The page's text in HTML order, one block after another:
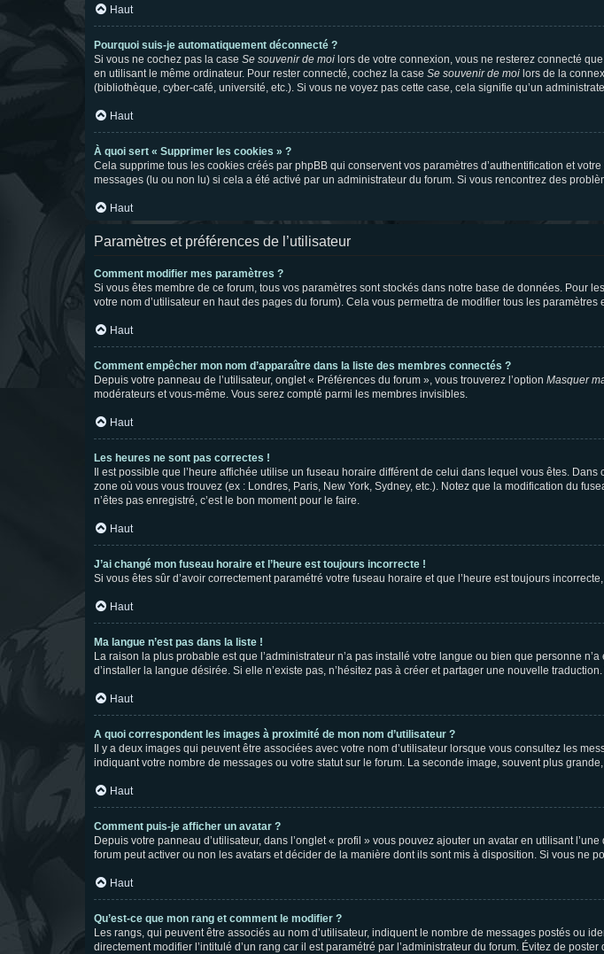
Haut
Pourquoi suis-je automatiquement déconnecté ?
Si vous ne cochez pas la case Se souvenir de moi lors de votre connexion, vous ne resterez connecté
en utilisant le même ordinateur. Pour rester connecté, cochez la case Se souvenir de moi lors de la
(bibliothèque, cyber-café, université, etc.). Si vous ne voyez pas cette case, cela signifie qu’un
Haut
À quoi sert « Supprimer les cookies » ?
Cela supprime tous les cookies créés par phpBB qui conservent vos paramètres d’authentification et
messages (lu ou non lu) si cela a été activé par un administrateur du forum. Si vous rencontrez des
Haut
Paramètres et préférences de l’utilisateur
Comment modifier mes paramètres ?
Si vous êtes membre de ce forum, tous vos paramètres sont stockés dans notre base de données. Pour
votre nom d’utilisateur en haut des pages du forum). Cela vous permettra de modifier tous les paramètres
Haut
Comment empêcher mon nom d’apparaître dans la liste des membres connectés ?
Depuis votre panneau de l’utilisateur, onglet « Préférences du forum », vous trouverez l’option Masquer
modérateurs et vous-même. Vous serez compté parmi les membres invisibles.
Haut
Les heures ne sont pas correctes !
Il est possible que l’heure affichée utilise un fuseau horaire différent de celui dans lequel vous êtes. Dans
zone où vous vous trouvez (ex : Londres, Paris, New York, Sydney, etc.). Notez que la modification du
n’êtes pas enregistré, c’est le bon moment pour le faire.
Haut
J’ai changé mon fuseau horaire et l’heure est toujours incorrecte !
Si vous êtes sûr d’avoir correctement paramétré votre fuseau horaire et que l’heure est toujours
Haut
Ma langue n’est pas dans la liste !
La raison la plus probable est que l’administrateur n’a pas installé votre langue ou bien que personne
d’installer la langue désirée. Si elle n’existe pas, n’hésitez pas à créer et partager une nouvelle
Haut
A quoi correspondent les images à proximité de mon nom d’utilisateur ?
Il y a deux images qui peuvent être associées avec votre nom d’utilisateur lorsque vous consultez les
indiquant votre nombre de messages ou votre statut sur le forum. La seconde image, souvent plus
Haut
Comment puis-je afficher un avatar ?
Depuis votre panneau d’utilisateur, dans l’onglet « profil » vous pouvez ajouter un avatar en utilisant
forum peut activer ou non les avatars et décider de la manière dont ils sont mis à disposition. Si vous ne
Haut
Qu’est-ce que mon rang et comment le modifier ?
Les rangs, qui peuvent être associés au nom d’utilisateur, indiquent le nombre de messages postés ou
directement modifier l’intitulé d’un rang car il est paramétré par l’administrateur du forum. Évitez de